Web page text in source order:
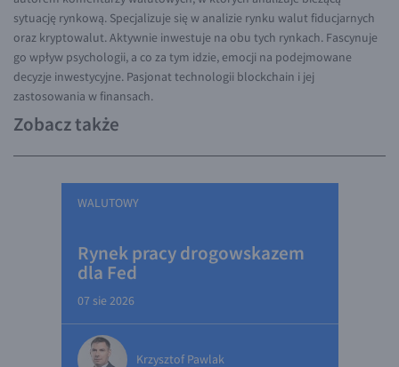
sytuację rynkową. Specjalizuje się w analizie rynku walut fiducjarnych
oraz kryptowalut. Aktywnie inwestuje na obu tych rynkach. Fascynuje
go wpływ psychologii, a co za tym idzie, emocji na podejmowane
decyzje inwestycyjne. Pasjonat technologii blockchain i jej
zastosowania w finansach.
Zobacz także
WALUTOWY
Rynek pracy drogowskazem
dla Fed
07 sie 2026
Krzysztof Pawlak